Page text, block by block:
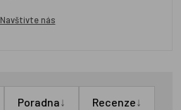
Navštivte nás
Poradna↓ Recenze↓